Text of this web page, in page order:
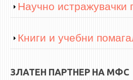
Show
Научно истражувачки
Show
Книги и учебни
ЗЛАТЕН ПАРТНЕР НА МФС